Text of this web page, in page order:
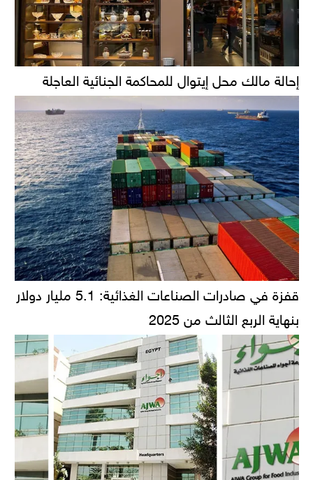
إحالة مالك محل إيتوال للمحاكمة الجنائية العاجلة
قفزة في صادرات الصناعات الغذائية: 5.1 مليار دولار
بنهاية الربع الثالث من 2025